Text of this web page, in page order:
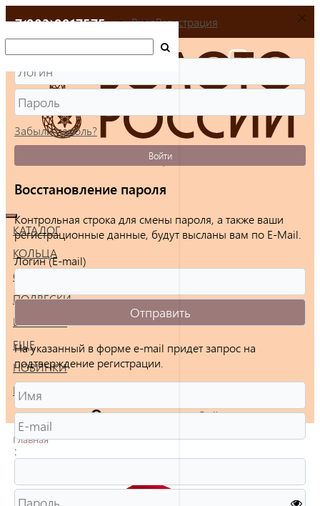
+7(903)9917575
КАТАЛОГ
КОЛЬЦА
СЕРЬГИ
ПОДВЕСКИ
БРАСЛЕТЫ
ЕЩЕ
НОВИНКИ
РАСПРОДАЖА
Войти
Главная
ВходРегистрация
Забыли пароль?
Войти
Восстановление пароля
Контрольная строка для смены пароля, а также ваши
регистрационные данные, будут высланы вам по E-Mail.
Логин (E-mail)
На указанный в форме e-mail придет запрос на
подтверждение регистрации.
: